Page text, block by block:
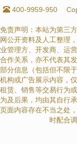
400-9959-950
免责声明：本站为第三
网公开资料及人工整理
业管理方、开发商、运
合作关系，亦不代表其
部分信息（包括但不限
机构或广告展示内容，
租赁、销售等交易行为
为及后果，均由其自行
页面内容存在不当之处
时配合